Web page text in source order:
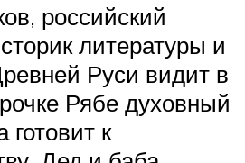
российский
литературы и
Руси видит в
Рябе духовный
к